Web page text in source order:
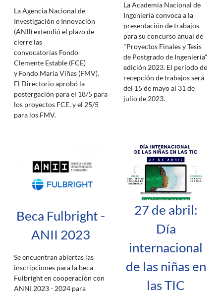
La Agencia Nacional de
Investigación e Innovación
(ANII) extendió el plazo de
cierre las
convocatorias Fondo
Clemente Estable (FCE)
y Fondo María Viñas (FMV).
El Directorio aprobó la
postergación para el 18/5 para
los proyectos FCE, y el 25/5
para los FMV.
La Academia Nacional de
Ingeniería convoca a la
presentación de trabajos
para su concurso anual de
"Proyectos Finales y Tesis
de Postgrado de Ingeniería"
edición 2023. El período de
recepción de trabajos será
del 15 de mayo al 31 de
julio de 2023.
Beca Fulbright -
ANII 2023
Se encuentran abiertas las
inscripciones para la beca
Fulbright en cooperación con
ANNI 2023 - 2024 para
27 de abril:
Día
internacional
de las niñas en
las TIC